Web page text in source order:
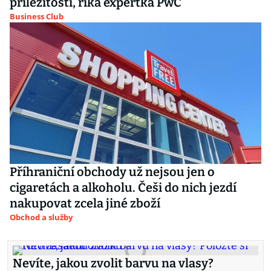
Business Club
Příhraniční obchody už nejsou jen o
cigaretách a alkoholu. Češi do nich jezdí
nakupovat zcela jiné zboží
Obchod a služby
Nevíte, jakou zvolit barvu na vlasy?